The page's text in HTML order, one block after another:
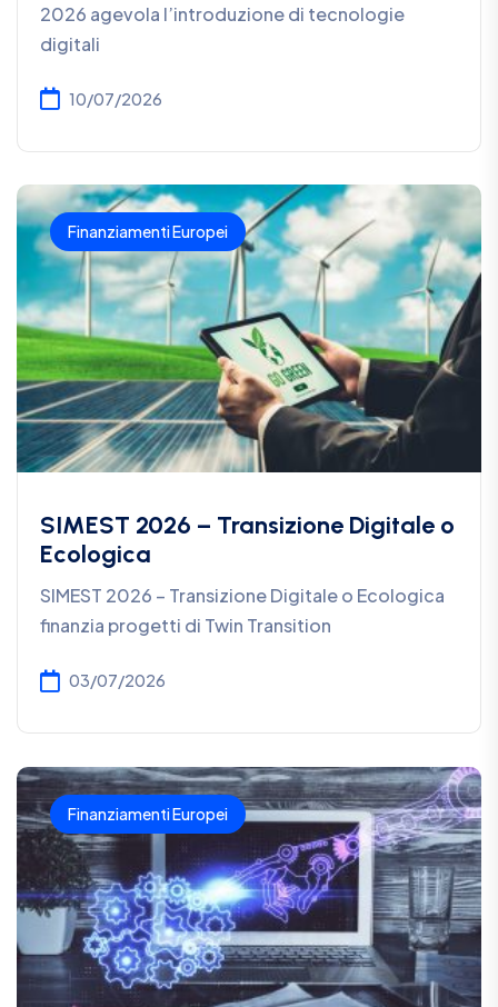
2026 agevola l’introduzione di tecnologie
digitali
10/07/2026
Finanziamenti Europei
SIMEST 2026 – Transizione Digitale o
Ecologica
SIMEST 2026 – Transizione Digitale o Ecologica
finanzia progetti di Twin Transition
03/07/2026
Finanziamenti Europei